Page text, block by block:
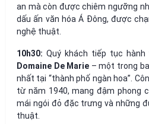
an mà còn được chiêm ngưỡng
dấu ấn văn hóa Á Đông, được
nghệ thuật.
10h30: Quý khách tiếp tục hành
Domaine De Marie – một trong
nhất tại “thành phố ngàn hoa”.
từ năm 1940, mang đậm phong
mái ngói đỏ đặc trưng và những
thuật.